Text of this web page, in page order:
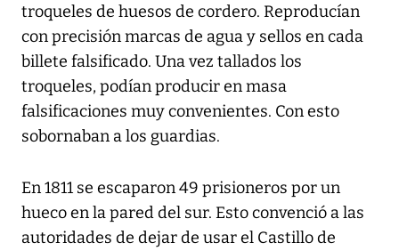
troqueles de huesos de cordero. Reproducían
con precisión marcas de agua y sellos en cada
billete falsificado. Una vez tallados los
troqueles, podían producir en masa
falsificaciones muy convenientes. Con esto
sobornaban a los guardias.
En 1811 se escaparon 49 prisioneros por un
hueco en la pared del sur. Esto convenció a las
autoridades de dejar de usar el Castillo de